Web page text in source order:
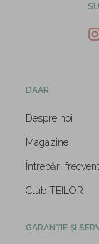
DAAR
Despre noi
Magazine
Întrebări
Club TEILOR
GARANȚIE ȘI